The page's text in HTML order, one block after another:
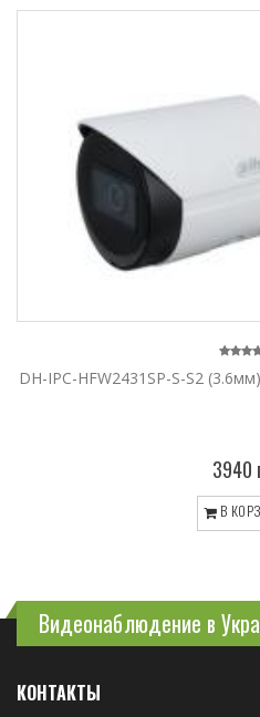
DH-IPC-HFW2431SP-S-S2
3940
В
Видеонаблюдение в
КОНТАКТЫ